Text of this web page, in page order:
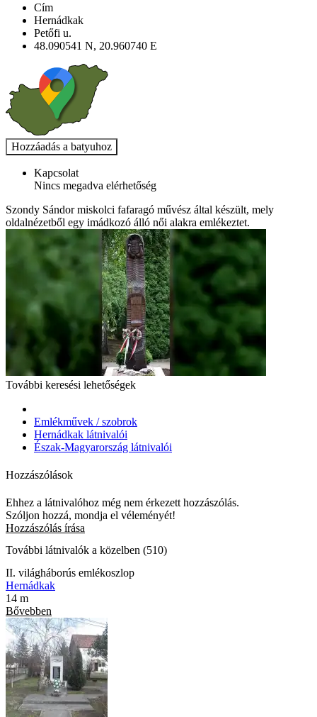
Cím
Hernádkak
Petőfi u.
48.090541 N, 20.960740 E
Kapcsolat
Nincs megadva elérhetőség
Szondy Sándor miskolci fafaragó művész által készült, mely
oldalnézetből egy imádkozó álló női alakra emlékeztet.
További keresési lehetőségek
Emlékművek / szobrok
Hernádkak látnivalói
Észak-Magyarország látnivalói
Hozzászólások
Ehhez a látnivalóhoz még nem érkezett hozzászólás.
Szóljon hozzá, mondja el véleményét!
Hozzászólás írása
További látnivalók a közelben (510)
II. világháborús emlékoszlop
Hernádkak
14 m
Bővebben